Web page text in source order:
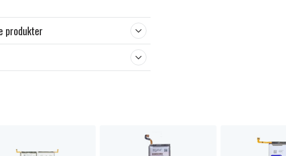
produkter